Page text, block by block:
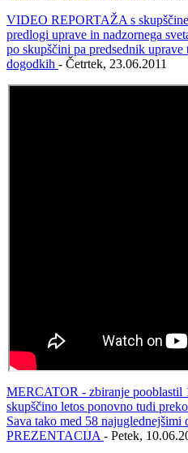
VIDEO REPORTAŽA s
predlogi uprave in nadzornega
po skupščini pa predsednik
dogodkih - Četrtek, 23.06.2011
MERCATOR - zbiranje pooblastil
skupščino letos ponovno tudi
Sava tako med 58
PREZENTACIJA - Petek,